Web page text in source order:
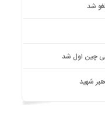
چین اول شد
شهید